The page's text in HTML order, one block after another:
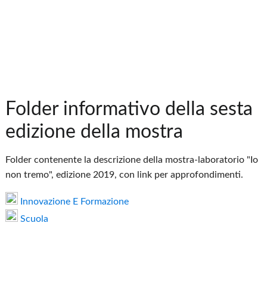
Folder informativo della sesta
edizione della mostra
Folder contenente la descrizione della mostra-laboratorio "Io
non tremo", edizione 2019, con link per approfondimenti.
Innovazione E Formazione
Scuola